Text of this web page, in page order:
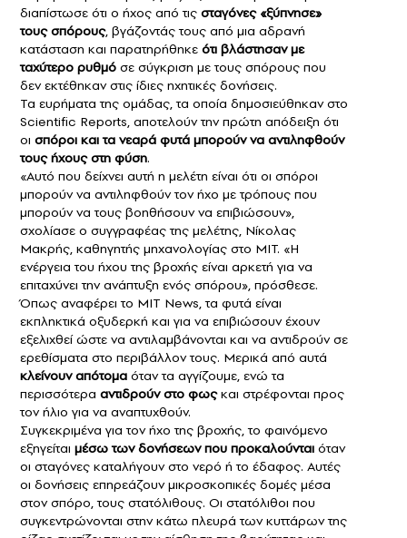
διαπίστωσε ότι ο ήχος από τις σταγόνες «ξύπνησε»
τους σπόρους, βγάζοντάς τους από μια αδρανή
κατάσταση και παρατηρήθηκε ότι βλάστησαν με
ταχύτερο ρυθμό σε σύγκριση με τους σπόρους που
δεν εκτέθηκαν στις ίδιες ηχητικές δονήσεις.
Τα ευρήματα της ομάδας, τα οποία δημοσιεύθηκαν στο
Scientific Reports, αποτελούν την πρώτη απόδειξη ότι
οι σπόροι και τα νεαρά φυτά μπορούν να αντιληφθούν
τους ήχους στη φύση.
«Αυτό που δείχνει αυτή η μελέτη είναι ότι οι σπόροι
μπορούν να αντιληφθούν τον ήχο με τρόπους που
μπορούν να τους βοηθήσουν να επιβιώσουν»,
σχολίασε ο συγγραφέας της μελέτης, Νίκολας
Μακρής, καθηγητής μηχανολογίας στο MIT. «Η
ενέργεια του ήχου της βροχής είναι αρκετή για να
επιταχύνει την ανάπτυξη ενός σπόρου», πρόσθεσε.
Όπως αναφέρει το ΜΙΤ News, τα φυτά είναι
εκπληκτικά οξυδερκή και για να επιβιώσουν έχουν
εξελιχθεί ώστε να αντιλαμβάνονται και να αντιδρούν σε
ερεθίσματα στο περιβάλλον τους. Μερικά από αυτά
κλείνουν απότομα όταν τα αγγίζουμε, ενώ τα
περισσότερα αντιδρούν στο φωςκαι στρέφονται προς
τον ήλιο για να αναπτυχθούν.
Συγκεκριμένα για τον ήχο της βροχής, το φαινόμενο
εξηγείται μέσω των δονήσεων που προκαλούνται όταν
οι σταγόνες καταλήγουν στο νερό ή το έδαφος. Αυτές
οι δονήσεις επηρεάζουν μικροσκοπικές δομές μέσα
στον σπόρο, τους στατόλιθους. Οι στατόλιθοι που
συγκεντρώνονται στην κάτω πλευρά των κυττάρων της